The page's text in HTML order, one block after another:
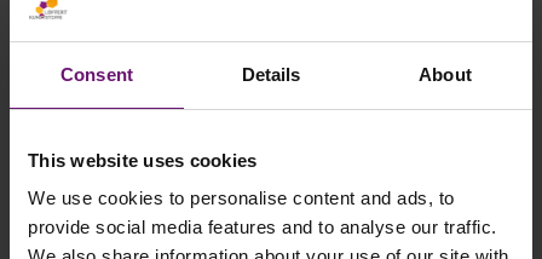
Consent Details About
This website uses cookies
We use cookies to personalise content and ads, to
provide social media features and to analyse our traffic.